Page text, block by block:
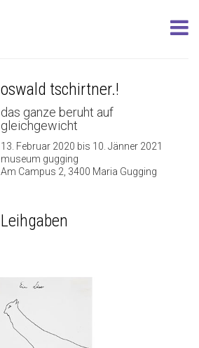
oswald tschirtner.!
das ganze beruht auf
gleichgewicht
13. Februar 2020 bis 10. Jänner 2021
museum gugging
Am Campus 2, 3400 Maria Gugging
Leihgaben